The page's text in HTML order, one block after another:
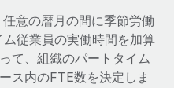
意の暦月の間に季節労働
従業員の実働時間を加算
て、組織のパートタイム
ス内のFTE数を決定しま